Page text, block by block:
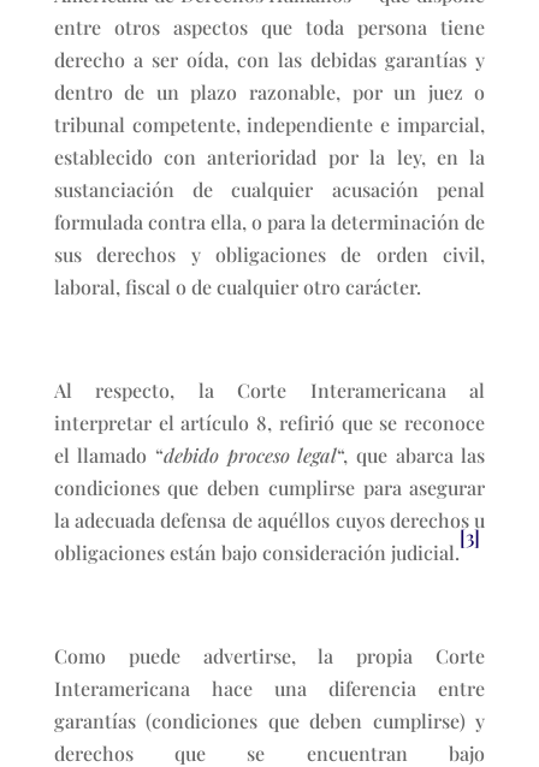
entre otros aspectos que toda persona tiene
derecho a ser oída, con las debidas garantías y
dentro de un plazo razonable, por un juez o
tribunal competente, independiente e imparcial,
establecido con anterioridad por la ley, en la
sustanciación de cualquier acusación penal
formulada contra ella, o para la determinación de
sus derechos y obligaciones de orden civil,
laboral, fiscal o de cualquier otro carácter.
Al respecto, la Corte Interamericana al
interpretar el artículo 8, refirió que se reconoce
el llamado “debido proceso legal“, que abarca las
condiciones que deben cumplirse para asegurar
la adecuada defensa de aquéllos cuyos derechos u
obligaciones están bajo consideración judicial.
[3]
Como puede advertirse, la propia Corte
Interamericana hace una diferencia entre
garantías (condiciones que deben cumplirse) y
derechos que se encuentran bajo